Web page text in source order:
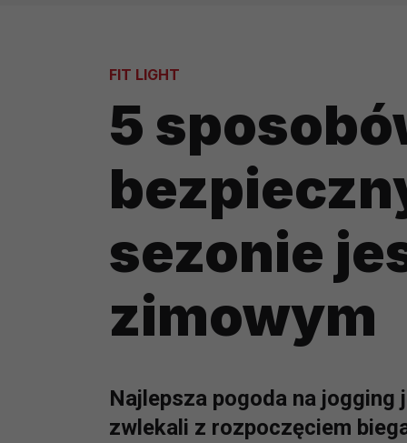
FIT LIGHT
5
sezonie
zimowym
Najlepsza pogoda na
zwlekali z rozpoczęciem